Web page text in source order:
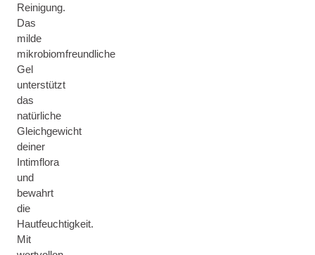
Reinigung.
Das
milde
mikrobiomfreundliche
Gel
unterstützt
das
natürliche
Gleichgewicht
deiner
Intimflora
und
bewahrt
die
Hautfeuchtigkeit.
Mit